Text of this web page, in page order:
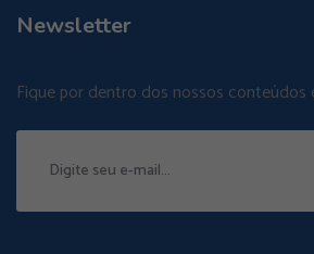
Newsletter
Fique por dentro dos nossos conteúdos